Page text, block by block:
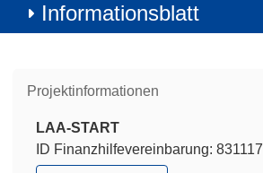
Informationsblatt
Projektinformationen
LAA-START
ID Finanzhilfevereinbarung: 831117